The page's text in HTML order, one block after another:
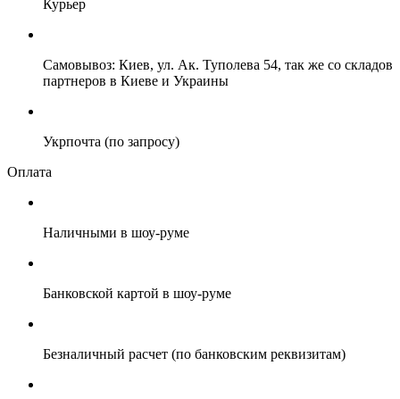
Курьер
Самовывоз: Киев, ул. Ак. Туполева 54, так же со складов
партнеров в Киеве и Украины
Укрпочта (по запросу)
Оплата
Наличными в шоу-руме
Банковской картой в шоу-руме
Безналичный расчет (по банковским реквизитам)